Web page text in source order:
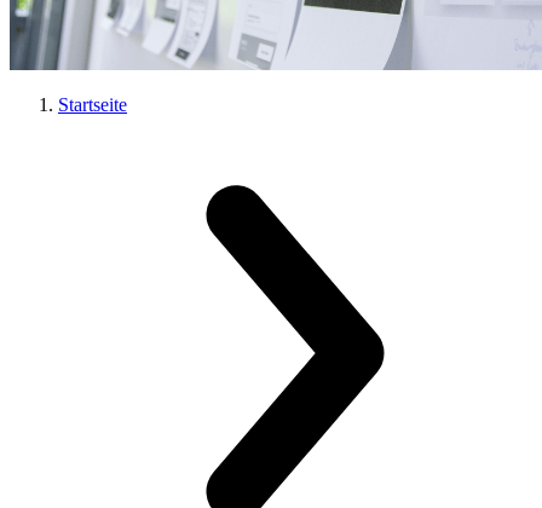
Startseite